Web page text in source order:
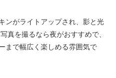
ンがライトアップされ、影と光
真を撮るなら夜がおすすめで、
まで幅広く楽しめる雰囲気で